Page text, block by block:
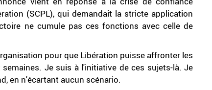
(SCPL), qui demandait la stricte application
ne cumule pas ces fonctions avec celle de
pour que Libération puisse affronter les
Je suis à l'initiative de ces sujets-là. Je
en n'écartant aucun scénario.